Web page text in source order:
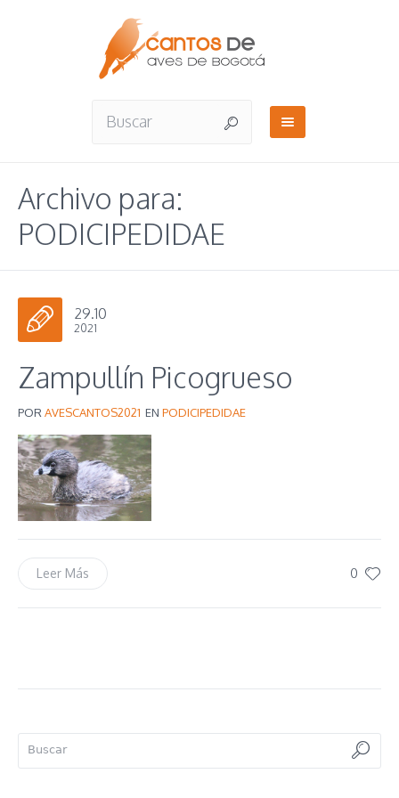
Archivo para:
PODICIPEDIDAE
29.10
2021
Zampullín Picogrueso
PORAVESCANTOS2021 EN PODICIPEDIDAE
0
Leer Más